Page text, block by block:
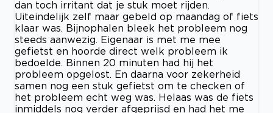
dan toch irritant dat je stuk moet rijden.
Uiteindelijk zelf maar gebeld op maandag of fiets
klaar was. Bijnophalen bleek het probleem nog
steeds aanwezig. Eigenaar is met me mee
gefietst en hoorde direct welk probleem ik
bedoelde. Binnen 20 minuten had hij het
probleem opgelost. En daarna voor zekerheid
samen nog een stuk gefietst om te checken of
het probleem echt weg was. Helaas was de fiets
inmiddels nog verder afgeprijsd en had het me